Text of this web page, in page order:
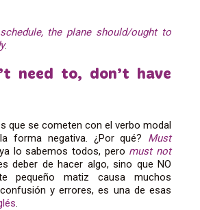
the plane should/ought to
.
need to, don’t have
que se cometen con el verbo modal
forma negativa. ¿Por qué? Must
lo sabemos todos, pero must not
deber de hacer algo, sino que NO
pequeño matiz causa muchos
y errores, es una de esas